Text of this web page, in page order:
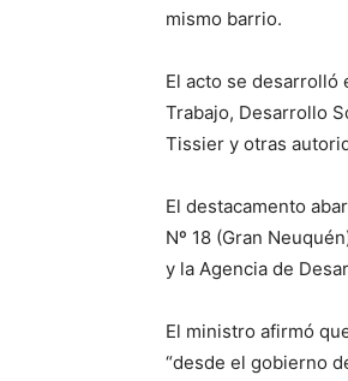
mismo barrio.
El acto se desarrolló
Trabajo, Desarrollo
Tissier y otras
El destacamento
Nº 18 (Gran
y la Agencia de
El ministro afirmó
“desde el gobierno